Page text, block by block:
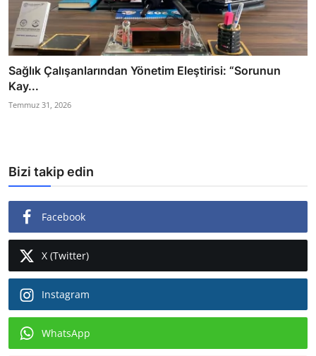
Sağlık Çalışanlarından Yönetim Eleştirisi: “Sorunun
Kay...
Temmuz 31, 2026
Bizi takip edin
Facebook
X (Twitter)
Instagram
WhatsApp